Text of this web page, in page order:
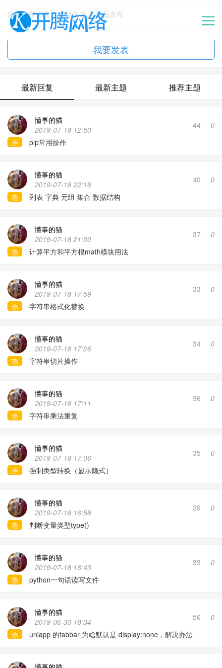
新闻中心
云建站
医疗影像
服务中心
空间服务器
联系我们
建站程序问题 产品售后 新品发布
我要发表
最新回复 最新主题 推荐主题
懂事的猫
2019-07-19 12:50
44
0
热
pip常用操作
懂事的猫
2019-07-18 22:16
40
0
热
列表 字典 元组 集合 数据结构
懂事的猫
2019-07-18 21:00
37
0
热
计算平方和平方根math模块用法
懂事的猫
2019-07-18 17:59
33
0
热
字符串格式化替换
懂事的猫
2019-07-18 17:26
34
0
热
字符串切片操作
懂事的猫
2019-07-18 17:11
36
0
热
字符串乘法重复
懂事的猫
2019-07-18 17:06
35
0
热
强制类型转换（显示隐式）
懂事的猫
2019-07-18 16:58
29
0
热
判断变量类型type()
懂事的猫
2019-07-18 16:43
33
0
热
python一句话读写文件
懂事的猫
2019-06-30 18:34
56
0
热
uniapp 的tabbar 为啥默认是 display:none，解决办法